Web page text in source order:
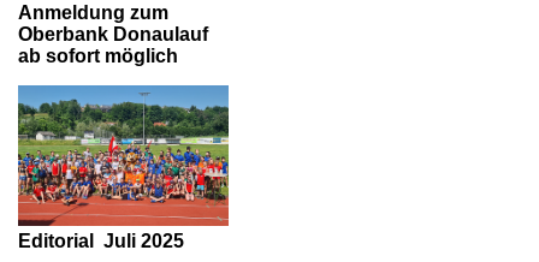
Anmeldung zum
Oberbank Donaulauf
ab sofort möglich
Editorial Juli 2025